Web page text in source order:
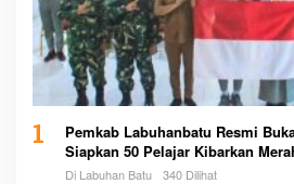
1
Pemkab Labuhanbatu Resmi
Siapkan 50 Pelajar Kibarkan
Di Labuhan Batu 340 Dilihat